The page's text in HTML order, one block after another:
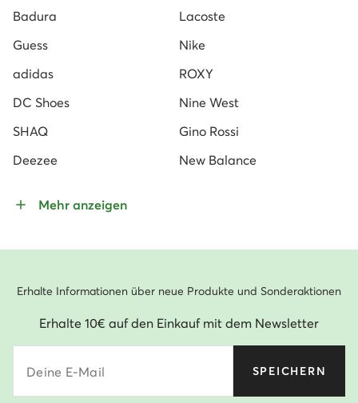
Badura
Lacoste
Guess
Nike
adidas
ROXY
DC Shoes
Nine West
SHAQ
Gino Rossi
Deezee
New Balance
Mehr anzeigen
Erhalte Informationen über neue Produkte und Sonderaktionen
Erhalte 10€ auf den Einkauf mit dem Newsletter
Deine E-Mail SPEICHERN